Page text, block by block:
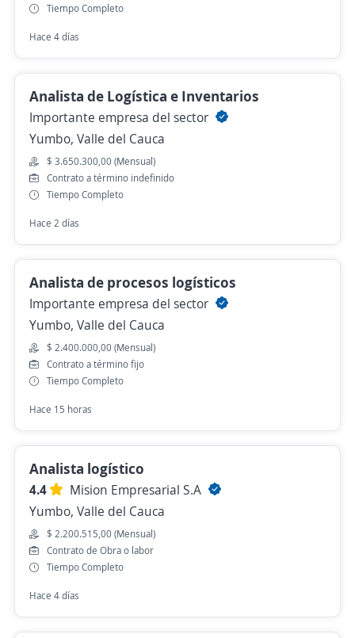
Tiempo Completo
Hace 4 días
Analista de Logística e Inventarios
Importante empresa del sector
Yumbo, Valle del Cauca
$ 3.650.300,00 (Mensual)
Contrato a término indefinido
Tiempo Completo
Hace 2 días
Analista de procesos logísticos
Importante empresa del sector
Yumbo, Valle del Cauca
$ 2.400.000,00 (Mensual)
Contrato a término fijo
Tiempo Completo
Hace 15 horas
Analista logístico
4.4
Mision Empresarial S.A
Yumbo, Valle del Cauca
$ 2.200.515,00 (Mensual)
Contrato de Obra o labor
Tiempo Completo
Hace 4 días